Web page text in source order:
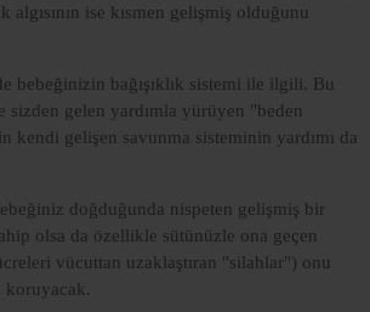
algısının ise kısmen gelişmiş olduğunu
bebeğinizin bağışıklık sistemi ile ilgili. Bu
sizden gelen yardımla yürüyen "beden
kendi gelişen savunma sisteminin yardımı da
doğduğunda nispeten gelişmiş bir
olsa da özellikle sütünüzle ona geçen
vücuttan uzaklaştıran "silahlar") onu
koruyacak.